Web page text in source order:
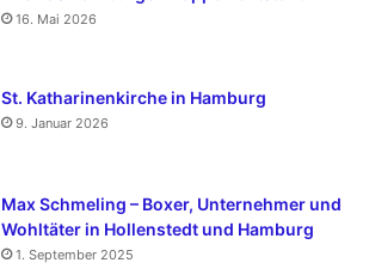
16. Mai 2026
St. Katharinenkirche in Hamburg
9. Januar 2026
Max Schmeling – Boxer, Unternehmer und
Wohltäter in Hollenstedt und Hamburg
1. September 2025